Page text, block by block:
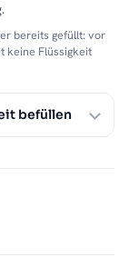
bereits gefüllt: vor
keine Flüssigkeit
befüllen